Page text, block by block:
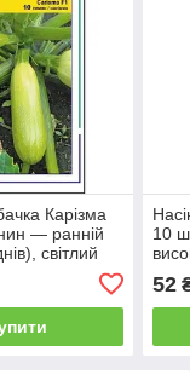
Карізма
— ранній
світлий
10
52